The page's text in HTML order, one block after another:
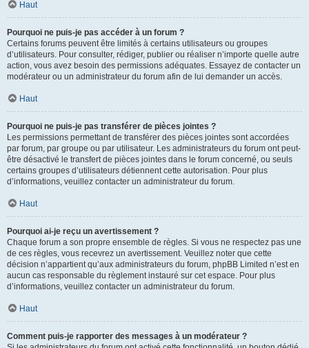
Haut
Pourquoi ne puis-je pas accéder à un forum ?
Certains forums peuvent être limités à certains utilisateurs ou groupes
d’utilisateurs. Pour consulter, rédiger, publier ou réaliser n’importe quelle autre
action, vous avez besoin des permissions adéquates. Essayez de contacter un
modérateur ou un administrateur du forum afin de lui demander un accès.
Haut
Pourquoi ne puis-je pas transférer de pièces jointes ?
Les permissions permettant de transférer des pièces jointes sont accordées
par forum, par groupe ou par utilisateur. Les administrateurs du forum ont peut-
être désactivé le transfert de pièces jointes dans le forum concerné, ou seuls
certains groupes d’utilisateurs détiennent cette autorisation. Pour plus
d’informations, veuillez contacter un administrateur du forum.
Haut
Pourquoi ai-je reçu un avertissement ?
Chaque forum a son propre ensemble de règles. Si vous ne respectez pas une
de ces règles, vous recevrez un avertissement. Veuillez noter que cette
décision n’appartient qu’aux administrateurs du forum, phpBB Limited n’est en
aucun cas responsable du règlement instauré sur cet espace. Pour plus
d’informations, veuillez contacter un administrateur du forum.
Haut
Comment puis-je rapporter des messages à un modérateur ?